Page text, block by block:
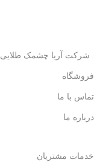
شرکت آریا چشمک طلایی
فروشگاه
تماس با ما
درباره ما
خدمات مشتریان